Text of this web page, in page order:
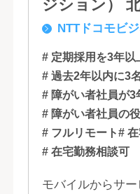
ジション） 北海道, 宮城, 東京,
石川, 愛知, 大
NTTドコモビ
# 定期採用を3年以
# 過去2年以内に3
# 障がい者社員が3
# 障がい者社員の
# フルリモート#
# 在宅勤務相談可
モバイルからサ